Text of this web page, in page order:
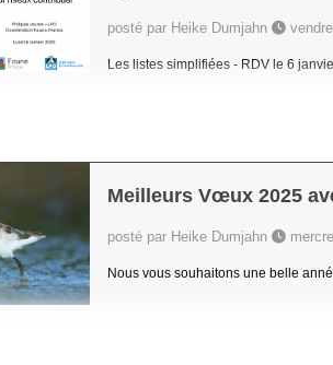
posté par Heike Dumjahn
Les listes simplifiées - RDV le 6
Meilleurs Vœux 2025
posté par Heike Dumjahn
Nous vous souhaitons une belle